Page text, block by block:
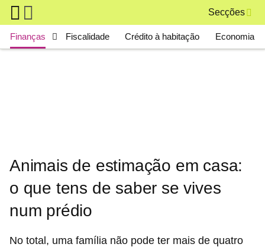
Skip to main content
Secções
Main navigation
Finanças Fiscalidade Crédito à habitação Economia
Animais de estimação em casa:
o que tens de saber se vives
num prédio
No total, uma família não pode ter mais de quatro